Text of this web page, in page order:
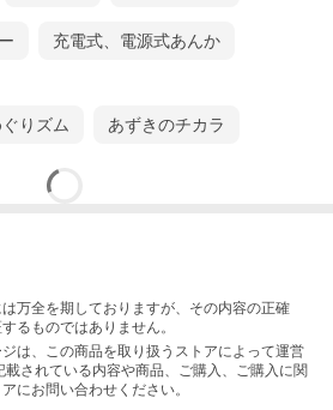
充電式、電源式あんか
りズム あずきのチカラ
万全を期しておりますが、その内容の正確
るものではありません。
ジは、この商品を取り扱うストアによって運営
載されている内容や商品、ご購入 、ご購入に関
にお問い合わせください。